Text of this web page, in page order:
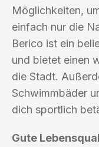
Möglichkeiten,
einfach nur die
Berico ist ein
und bietet einen
die Stadt.
Schwimmbäder
dich sportlich
Gute